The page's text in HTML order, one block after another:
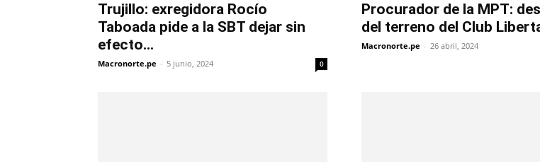
Trujillo: exregidora Rocío
Taboada pide a la SBT dejar sin
efecto...
Macronorte.pe - 5 junio, 2024 0
Procurador de la MPT:
del terreno del Club
Macronorte.pe - 26 abril, 2024